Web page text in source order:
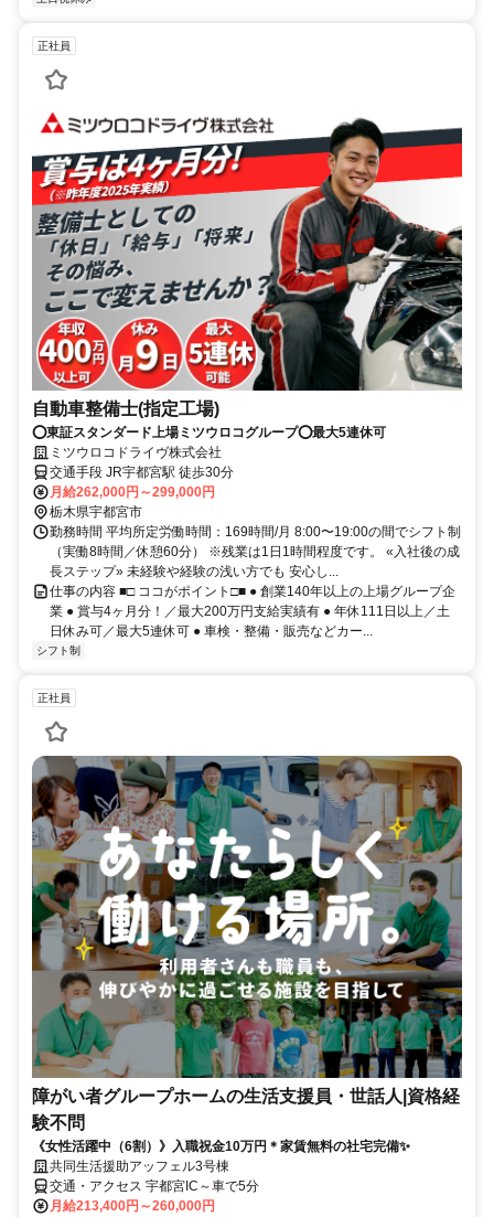
正社員
自動車整備士(指定工場)
⭕️東証スタンダード上場ミツウロコグループ⭕️最大5連休可
ミツウロコドライヴ株式会社
交通手段 JR宇都宮駅 徒歩30分
月給262,000円～299,000円
栃木県宇都宮市
勤務時間 平均所定労働時間：169時間/月 8:00〜19:00の間でシフト制
（実働8時間／休憩60分） ※残業は1日1時間程度です。 «入社後の成
長ステップ» 未経験や経験の浅い方でも 安心し...
仕事の内容 ■□ ココがポイント□■ ● 創業140年以上の上場グループ企
業 ● 賞与4ヶ月分！／最大200万円支給実績有 ● 年休111日以上／土
日休み可／最大5連休可 ● 車検・整備・販売などカー...
シフト制
正社員
障がい者グループホームの生活支援員・世話人|資格経
験不問
《女性活躍中（6割）》入職祝金10万円＊家賃無料の社宅完備✨
共同生活援助アッフェル3号棟
交通・アクセス 宇都宮IC～車で5分
月給213,400円～260,000円